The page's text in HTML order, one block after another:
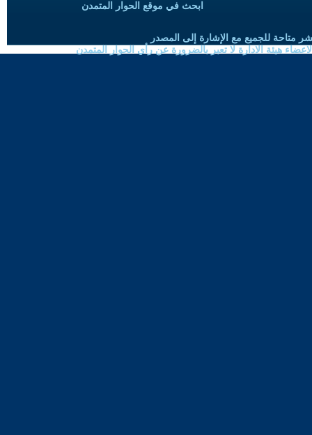
ابحث في موقع الحوار المتمدن
متاحة للجميع مع الإشارة إلى المصدر
هيئة الادارة لا تعبر بالضرورة عن رأي الحوار المتمدن